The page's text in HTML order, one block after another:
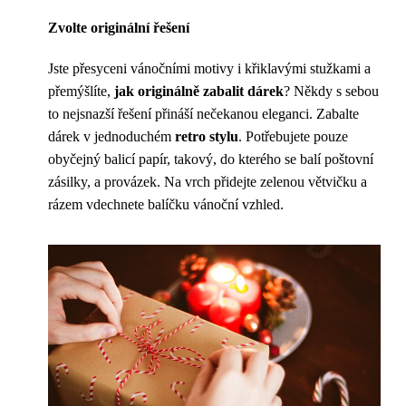
Zvolte originální řešení
Jste přesyceni vánočními motivy i křiklavými stužkami a
přemýšlíte, jak originálně zabalit dárek? Někdy s sebou
to nejsnazší řešení přináší nečekanou eleganci. Zabalte
dárek v jednoduchém retro stylu. Potřebujete pouze
obyčejný balicí papír, takový, do kterého se balí poštovní
zásilky, a provázek. Na vrch přidejte zelenou větvičku a
rázem vdechnete balíčku vánoční vzhled.